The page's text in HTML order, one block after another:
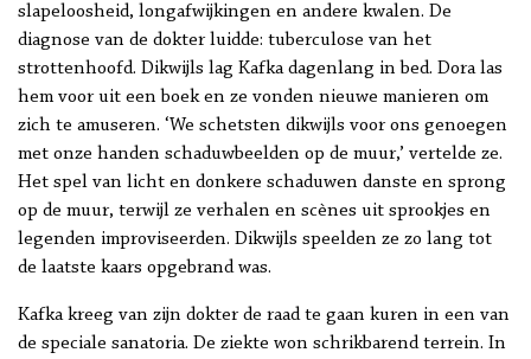
slapeloosheid, longafwijkingen en andere kwalen. De
diagnose van de dokter luidde: tuberculose van het
strottenhoofd. Dikwijls lag Kafka dagenlang in bed. Dora las
hem voor uit een boek en ze vonden nieuwe manieren om
zich te amuseren. ‘We schetsten dikwijls voor ons genoegen
met onze handen schaduwbeelden op de muur,’ vertelde ze.
Het spel van licht en donkere schaduwen danste en sprong
op de muur, terwijl ze verhalen en scènes uit sprookjes en
legenden improviseerden. Dikwijls speelden ze zo lang tot
de laatste kaars opgebrand was.
Kafka kreeg van zijn dokter de raad te gaan kuren in een van
de speciale sanatoria. De ziekte won schrikbarend terrein. In